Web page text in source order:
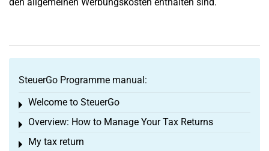
SteuerGo Programme manual:
Welcome to SteuerGo
Toggle menu
Overview: How to Manage Your Tax Returns
Toggle menu
My tax return
Toggle menu